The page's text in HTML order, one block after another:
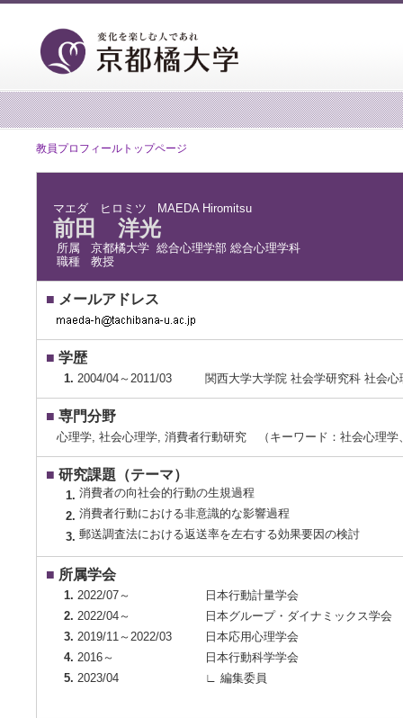
教員プロフィールトップページ
マエダ ヒロミツ MAEDA Hiromitsu
前田 洋光
所属
京都橘大学 総合心理学部 総合心理学科
職種
教授
■ メールアドレス
■ 学歴
1. 2004/04～2011/03 関西大学大学院 社会学研究科 社会
■ 専門分野
心理学, 社会心理学, 消費者行動研究 （キーワード：社会心理
■ 研究課題（テーマ）
1. 消費者の向社会的行動の生規過程
2. 消費者行動における非意識的な影響過程
3. 郵送調査法における返送率を左右する効果要因の検討
■ 所属学会
1. 2022/07～
日本行動計量学会
2. 2022/04～
日本グループ・ダイナミックス学会
3. 2019/11～2022/03
日本応用心理学会
4. 2016～
日本行動科学学会
5. 2023/04 ∟ 編集委員